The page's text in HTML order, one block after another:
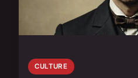
CULTURE